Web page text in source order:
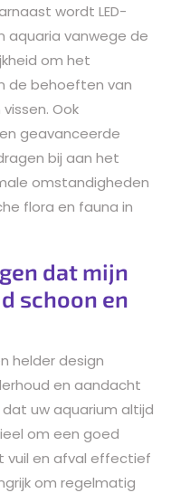
wordt LED-
aquaria vanwege de
om het
de behoeften van
Ook
geavanceerde
bij aan het
omstandigheden
flora en fauna in
dat mijn
schoon en
helder design
en aandacht
uw aquarium altijd
om een goed
vuil en afval effectief
om regelmatig